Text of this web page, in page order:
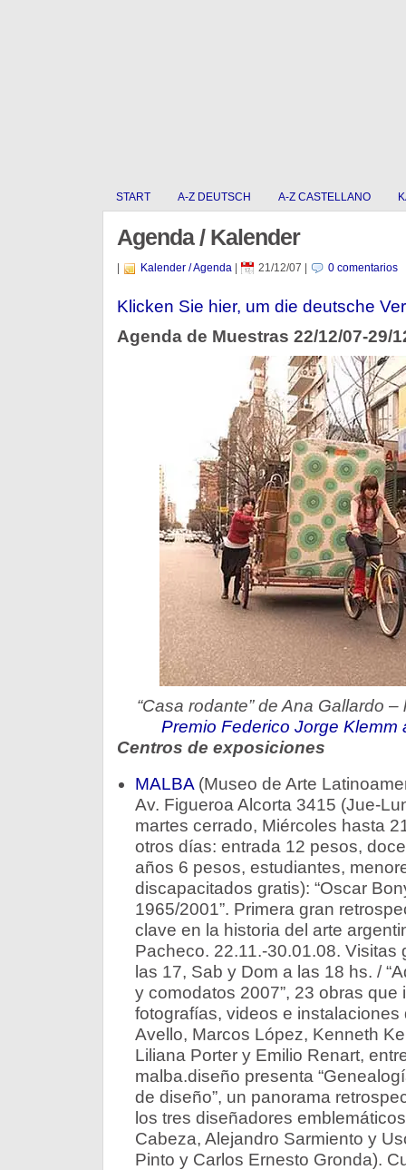
START A-Z DEUTSCH A-Z CASTELLANO
Agenda / Kalender
Kalender / Agenda| 21/12/07 0 comentarios
Klicken Sie hier, um die deutsche
Agenda de Muestras 22/12/07-29/
“Casa rodante” de Ana Gallardo
Premio Federico Jorge Klemm
Centros de exposiciones
MALBA(Museo de Arte
Av. Figueroa Alcorta 3415 (Jue-
martes cerrado, Miércoles hasta
otros días: entrada 12 pesos,
años 6 pesos, estudiantes,
discapacitados gratis): “Oscar
1965/2001”. Primera gran
clave en la historia del arte
Pacheco. 22.11.-30.01.08. Visitas
las 17, Sab y Dom a las 18 hs. /
y comodatos 2007”, 23 obras
fotografías, videos e instalaciones
Avello, Marcos López, Kenneth
Liliana Porter y Emilio Renart,
malba.diseño presenta
de diseño”, un panorama
los tres diseñadores
Cabeza, Alejandro Sarmiento y
Pinto y Carlos Ernesto Gronda).